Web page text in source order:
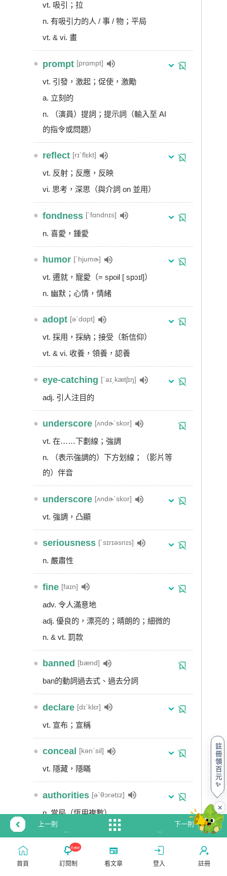
註
冊
領
百
元
✨
✕
首頁
new
訂閱制 看文章 登入 註冊
vt. 吸引；拉
n. 有吸引力的人 / 事 / 物；平局
vt. & vi. 畫
● prompt [prɑmpt]
vt. 引發，激起；促使，激勵
a. 立刻的
n. （演員）提詞；提示詞（輸入至 AI
的指令或問題）
● reflect [rɪˋflɛkt]
vt. 反射；反應，反映
vi. 思考，深思（與介詞 on 並用）
● fondness [ˋfɑndnɪs]
n. 喜愛，鍾愛
● humor [ˋhjumɚ]
vt. 遷就，寵愛（= spoil [ spɔɪl]）
n. 幽默；心情，情緒
● adopt [əˋdɑpt]
vt. 採用，採納；接受（新信仰）
vt. & vi. 收養，領養，認養
● eye-catching [ˋaɪ͵kætʃɪŋ]
adj. 引人注目的
● underscore [ʌndɚˋskor]
vt. 在……下劃線；強調
n. （表示強調的）下方划線；（影片等
的）伴音
● underscore [ʌndɚˋskor]
vt. 強調，凸顯
● seriousness [ˋsɪrɪəsnɪs]
n. 嚴肅性
● fine [faɪn]
adv. 令人滿意地
adj. 優良的，漂亮的；晴朗的；細微的
n. & vt. 罰款
● banned [bænd]
ban的動詞過去式、過去分詞
● declare [dɪˋklɛr]
vt. 宣布；宣稱
● conceal [kənˋsil]
vt. 隱藏，隱瞞
● authorities [əˋθɔrətɪz]
n. 當局（恆用複數）
● tighten[ˋtaɪtn]
vt. & vi. （使）變緊
上一則
(免
試
讀)
下一則
別
只
會